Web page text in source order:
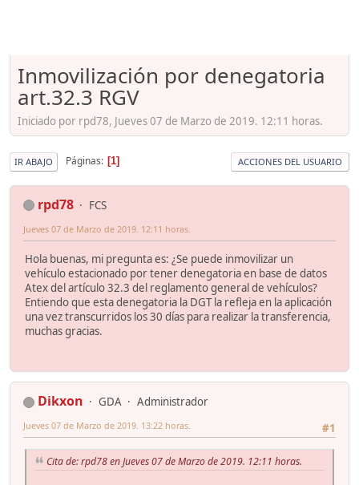
Inmovilización por denegatoria
art.32.3 RGV
Iniciado por rpd78, Jueves 07 de Marzo de 2019. 12:11 horas.
IR ABAJO Páginas 1 ACCIONES DEL USUARIO
rpd78 FCS
Jueves 07 de Marzo de 2019. 12:11 horas.
Hola buenas, mi pregunta es: ¿Se puede inmovilizar un
vehículo estacionado por tener denegatoria en base de datos
Atex del artículo 32.3 del reglamento general de vehículos?
Entiendo que esta denegatoria la DGT la refleja en la aplicación
una vez transcurridos los 30 días para realizar la transferencia,
muchas gracias.
Dikxon GDA
Administrador
#1
Jueves 07 de Marzo de 2019. 13:22 horas.
Cita de: rpd78 en Jueves 07 de Marzo de 2019. 12:11 horas.